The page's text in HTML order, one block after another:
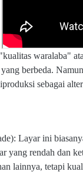
waralaba"
berbeda.
sebagai
Layar ini
yang rendah dan
lainnya, tetapi